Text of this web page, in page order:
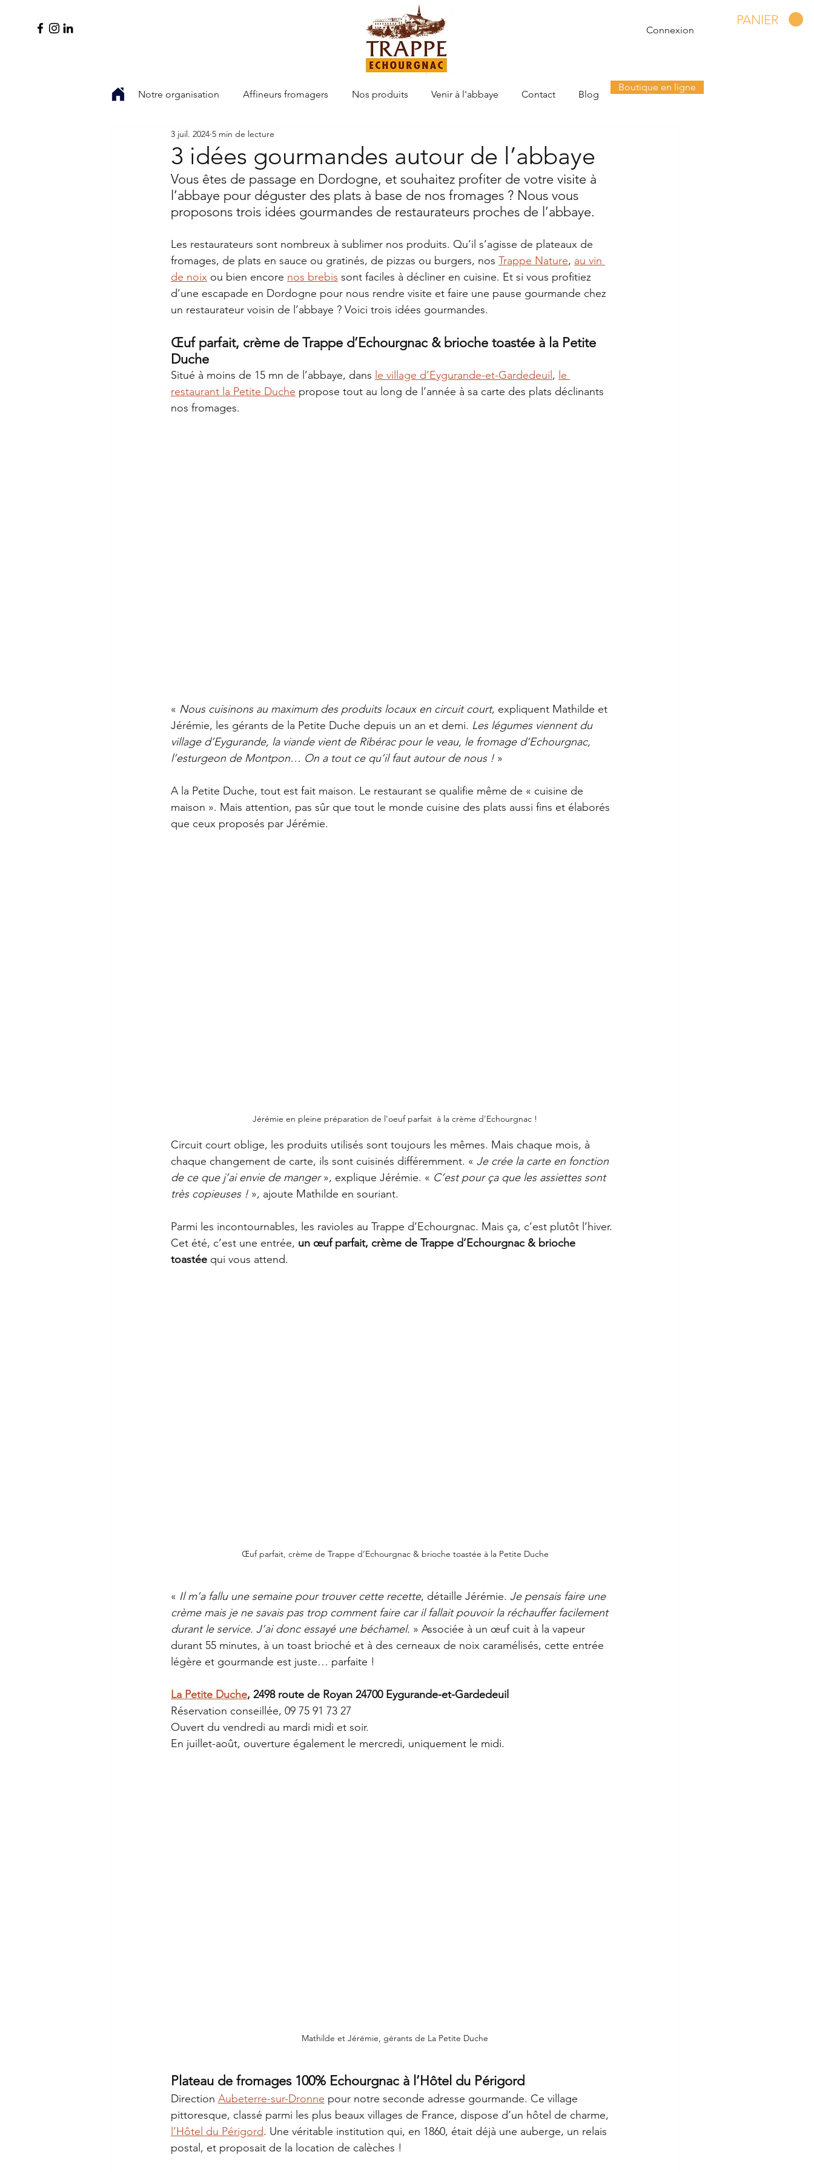
PANIER
Connexion
Notre organisation Affineurs fromagers Nos produits Venir à l'abbaye Contact Blog
Boutique en ligne
3 idées gourmandes autour de l’abbaye
3 juil. 2024 5 min de lecture
Vous êtes de passage en Dordogne, et souhaitez profiter de votre visite à
l’abbaye pour déguster des plats à base de nos fromages ? Nous vous
proposons trois idées gourmandes de restaurateurs proches de l’abbaye.
Les restaurateurs sont nombreux à sublimer nos produits. Qu’il s’agisse de plateaux de
fromages, de plats en sauce ou gratinés, de pizzas ou burgers, nos Trappe Nature, au vin
de noix ou bien encore nos brebis sont faciles à décliner en cuisine. Et si vous profitiez
d’une escapade en Dordogne pour nous rendre visite et faire une pause gourmande chez
un restaurateur voisin de l’abbaye ? Voici trois idées gourmandes.
Œuf parfait, crème de Trappe d’Echourgnac & brioche toastée à la Petite
Duche
Situé à moins de 15 mn de l’abbaye, dans le village d’Eygurande-et-Gardedeuil , le
restaurant la Petite Duche propose tout au long de l’année à sa carte des plats déclinants
nos fromages.
« Nous cuisinons au maximum des produits locaux en circuit court, expliquent Mathilde et
Jérémie, les gérants de la Petite Duche depuis un an et demi. Les légumes viennent du
village d’Eygurande, la viande vient de Ribérac pour le veau, le fromage d’Echourgnac,
l’esturgeon de Montpon… On a tout ce qu’il faut autour de nous ! »
A la Petite Duche, tout est fait maison. Le restaurant se qualifie même de « cuisine de
maison ». Mais attention, pas sûr que tout le monde cuisine des plats aussi fins et élaborés
que ceux proposés par Jérémie.
Jérémie en pleine préparation de l'oeuf parfait  à la crème d'Echourgnac !
Circuit court oblige, les produits utilisés sont toujours les mêmes. Mais chaque mois, à
chaque changement de carte, ils sont cuisinés différemment. « Je crée la carte en fonction
de ce que j’ai envie de manger », explique Jérémie. « C’est pour ça que les assiettes sont
très copieuses ! », ajoute Mathilde en souriant.
Parmi les incontournables, les ravioles au Trappe d’Echourgnac. Mais ça, c’est plutôt l’hiver.
Cet été, c’est une entrée, un œuf parfait, crème de Trappe d’Echourgnac & brioche
toastée qui vous attend.
Œuf parfait, crème de Trappe d’Echourgnac & brioche toastée à la Petite Duche
« Il m’a fallu une semaine pour trouver cette recette, détaille Jérémie. Je pensais faire une
crème mais je ne savais pas trop comment faire car il fallait pouvoir la réchauffer facilement
durant le service. J’ai donc essayé une béchamel. » Associée à un œuf cuit à la vapeur
durant 55 minutes, à un toast brioché et à des cerneaux de noix caramélisés, cette entrée
légère et gourmande est juste… parfaite !
La Petite Duche, 2498 route de Royan 24700 Eygurande-et-Gardedeuil
Réservation conseillée, 09 75 91 73 27
Ouvert du vendredi au mardi midi et soir.
En juillet-août, ouverture également le mercredi, uniquement le midi.
Mathilde et Jérémie, gérants de La Petite Duche
Plateau de fromages 100% Echourgnac à l’Hôtel du Périgord
Direction Aubeterre-sur-Dronne pour notre seconde adresse gourmande. Ce village
pittoresque, classé parmi les plus beaux villages de France, dispose d’un hôtel de charme,
l’Hôtel du Périgord. Une véritable institution qui, en 1860, était déjà une auberge, un relais
postal, et proposait de la location de calèches !